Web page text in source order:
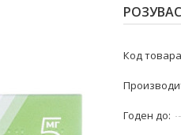
Код
Годен до: